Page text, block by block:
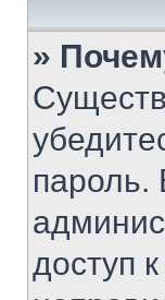
»
пароль.
доступ